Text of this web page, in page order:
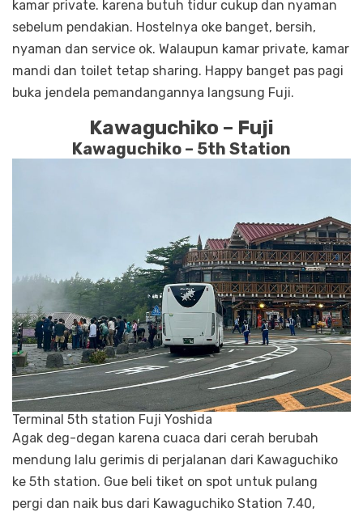
kamar private. karena butuh tidur cukup dan nyaman
sebelum pendakian. Hostelnya oke banget, bersih,
nyaman dan service ok. Walaupun kamar private, kamar
mandi dan toilet tetap sharing. Happy banget pas pagi
buka jendela pemandangannya langsung Fuji.
Kawaguchiko – Fuji
Kawaguchiko – 5th Station
Terminal 5th station Fuji Yoshida
Agak deg-degan karena cuaca dari cerah berubah
mendung lalu gerimis di perjalanan dari Kawaguchiko
ke 5th station. Gue beli tiket on spot untuk pulang
pergi dan naik bus dari Kawaguchiko Station 7.40,